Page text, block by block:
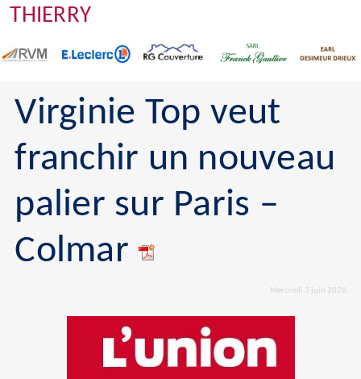
THIERRY
Virginie Top veut
franchir un nouveau
palier sur Paris –
Colmar
Mercredi 3 juin 2026